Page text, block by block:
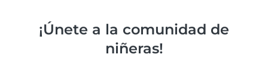
¡Únete a la comunidad de
niñeras!